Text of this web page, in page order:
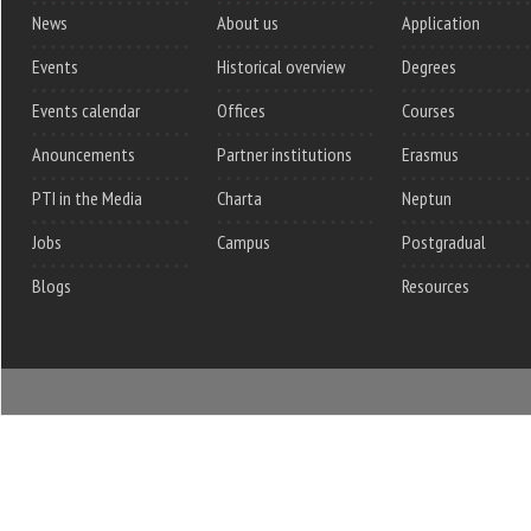
News
Events
Events calendar
Anouncements
PTI in the Media
Jobs
Blogs
About us
Historical overview
Offices
Partner institutions
Charta
Campus
Application
Degrees
Courses
Erasmus
Neptun
Postgradual
Resources